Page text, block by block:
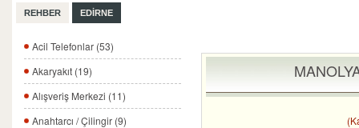
REHBER EDİRNE
Acil Telefonlar (53)
Akaryakıt (19)
Alışveriş Merkezi (11)
Anahtarcı / Çilingir (9)